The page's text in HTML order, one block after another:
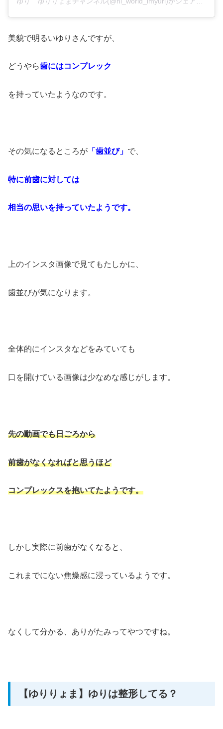
美貌で明るいゆりさんですが、
どうやら歯にはコンプレック
を持っていたようなのです。
その気になるところが 「歯並び」 で、
特に前歯に対しては
相当の思いを持っていたようです。
上のインスタ画像で見てもたしかに、
歯並びが気になります。
全体的にインスタなどをみていても
口を開けている画像は少なめな感じがします。
先の動画でも日ごろから
前歯がなくなればと思うほど
コンプレックスを抱いてたようです。
しかし実際に前歯がなくなると、
これまでにない焦燥感に浸っているようです。
なくして分かる、ありがたみってやつですね。
【ゆりりょま】ゆりは整形してる？